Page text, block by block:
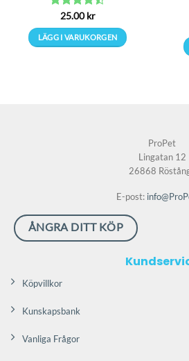
Betygsatt
4.5av 5
25.00kr
LÄGG I VARUKORGEN
ProPet
Lingatan 12
26868
E-post:
ÅNGRA DITT KÖP
Köpvillkor
Kunskapsbank
Vanliga Frågor